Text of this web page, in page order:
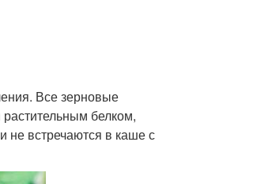
Все зерновые
белком,
не встречаются в каше с